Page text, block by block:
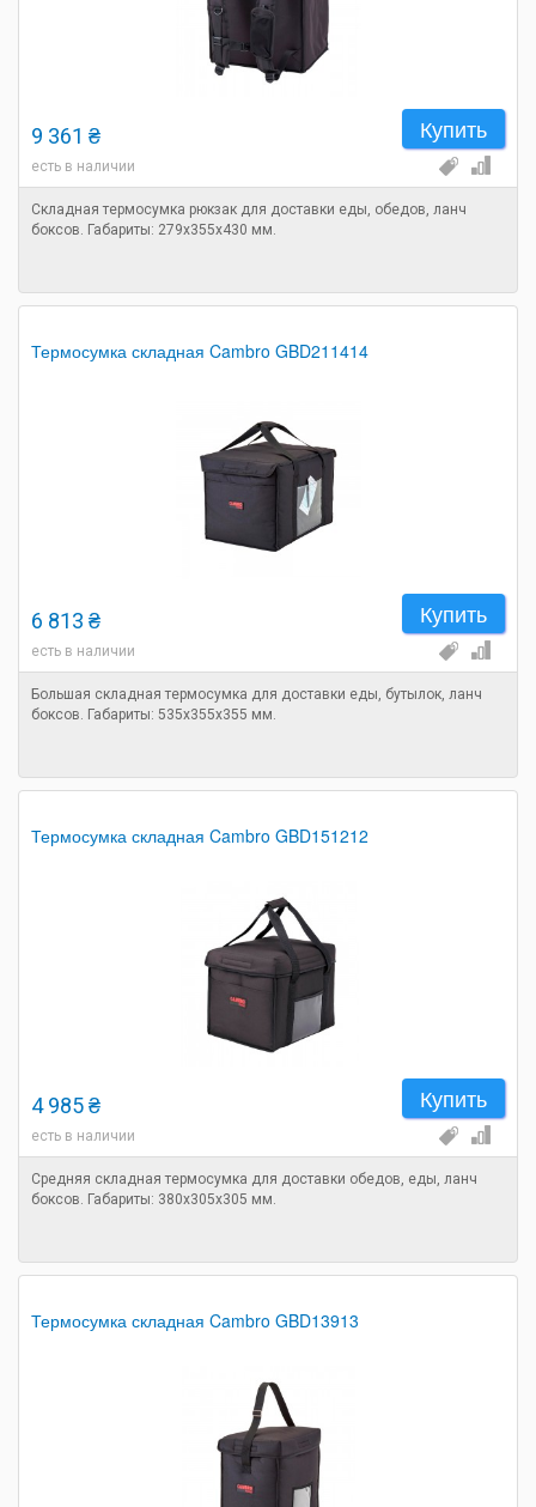
Купить
9 361 ₴
есть в наличии
Складная термосумка рюкзак для доставки еды, обедов, ланч
боксов. Габариты: 279х355х430 мм.
Термосумка складная Cambro GBD211414
Купить
6 813 ₴
есть в наличии
Большая складная термосумка для доставки еды, бутылок, ланч
боксов. Габариты: 535х355х355 мм.
Термосумка складная Cambro GBD151212
Купить
4 985 ₴
есть в наличии
Средняя складная термосумка для доставки обедов, еды, ланч
боксов. Габариты: 380х305х305 мм.
Термосумка складная Cambro GBD13913